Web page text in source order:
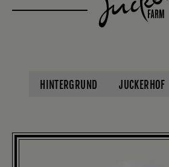
HINTERGRUND JUCKERHOF